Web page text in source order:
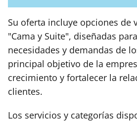
Su oferta incluye opciones de
"Cama y Suite", diseñadas
necesidades y demandas de
principal objetivo de la
crecimiento y fortalecer la
clientes.
Los servicios y categorías